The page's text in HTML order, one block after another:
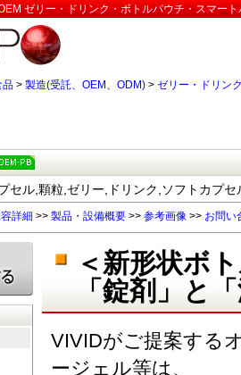
ゼリー・ドリンク・ボトルパウチ・スマー
品 > 製造(受託、OEM、ODM) > ゼリー・ドリン
セル,顆粒,ゼリー,ドリンク,ソフトカプセ
詳細 >> 製品・設備概要 >> 参考画像 >> お問い
＜新形状ボ
「錠剤」と
VIVIDがご提案する
ージェル等は、